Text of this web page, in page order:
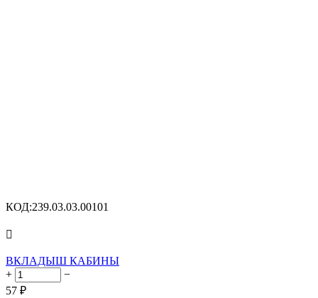
КОД:239.03.03.00101

ВКЛАДЫШ КАБИНЫ
+
−
57 ₽